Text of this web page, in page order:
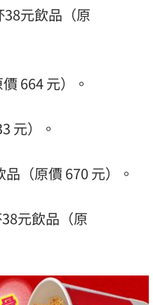
元飲品（原
664 元）。
元）。
（原價 670 元）。
元飲品（原